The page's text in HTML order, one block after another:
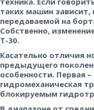
таких машин
передаваемой на
Собственно,
Т-30.
Касательно отличия
предыдущего
особенности. Первая
гидромеханическая
блокируемым